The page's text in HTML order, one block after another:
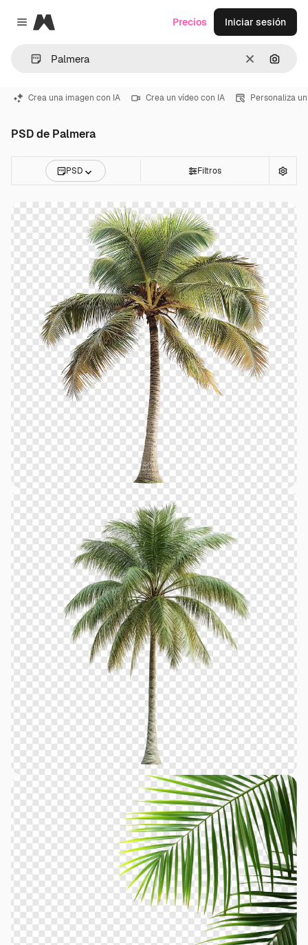
Close menu
Magnific
Borrar
Precios Iniciar sesión
Crea una imagen con IA Crea un vídeo con IA Personaliza
PSD de Palmera
PSD Filtros